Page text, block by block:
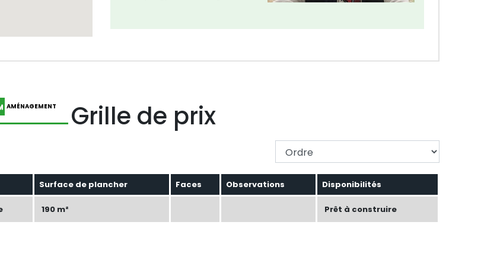
AMÉNAGEMENT Grille de prix
Changer l'ordre
Surface de plancher Faces Observations Disponibilités
190 m² Prêt à construire